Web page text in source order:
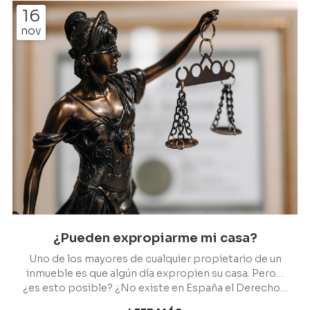
derecho, siendo todo lo relacionado con derecho
forestal y montes vecinales una de nuestras
especialidades. ¿En qué consiste una comunidad de
montes? Las comunidade...
16
nov
¿Pueden expropiarme mi casa?
Uno de los mayores de cualquier propietario de un
inmueble es que algún día expropien su casa. Pero…
¿es esto posible? ¿No existe en España el Derecho a